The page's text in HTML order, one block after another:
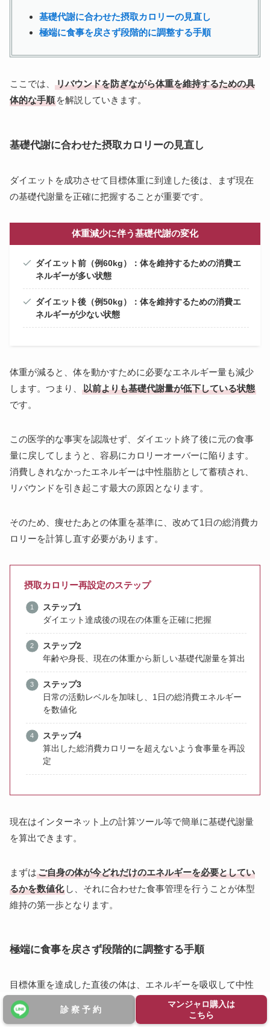
基礎代謝に合わせた摂取カロリーの見直し
極端に食事を戻さず段階的に調整する手順
ここでは、
リバウンドを防ぎながら体重を維持するための具
体的な手順 を解説していきます。
基礎代謝に合わせた摂取カロリーの見直し
ダイエットを成功させて目標体重に到達した後は、まず現在
の基礎代謝量を正確に把握することが重要です。
体重減少に伴う基礎代謝の変化
ダイエット前（例60kg）：体を維持するための消費エ
ネルギーが多い状態
ダイエット後（例50kg）：体を維持するための消費エ
ネルギーが少ない状態
体重が減ると、体を動かすために必要なエネルギー量も減少
します。つまり、
以前よりも基礎代謝量が低下している状態
です。
この医学的な事実を認識せず、ダイエット終了後に元の食事
量に戻してしまうと、容易にカロリーオーバーに陥ります。
消費しきれなかったエネルギーは中性脂肪として蓄積され、
リバウンドを引き起こす最大の原因となります。
そのため、痩せたあとの体重を基準に、改めて1日の総消費カ
ロリーを計算し直す必要があります。
摂取カロリー再設定のステップ
ステップ1
ダイエット達成後の現在の体重を正確に把握
ステップ2
年齢や身長、現在の体重から新しい基礎代謝量を算出
ステップ3
日常の活動レベルを加味し、1日の総消費エネルギー
を数値化
ステップ4
算出した総消費カロリーを超えないよう食事量を再設
定
現在はインターネット上の計算ツール等で簡単に基礎代謝量
を算出できます。
まずはご自身の体が今どれだけのエネルギーを必要としてい
るかを数値化 し、それに合わせた食事管理を行うことが体型
維持の第一歩となります。
極端に食事を戻さず段階的に調整する手順
目標体重を達成した直後の体は、エネルギーを吸収して中性
脂肪として蓄積しやすい状態にあります。ここで急激に食事
量を戻すとホメオスタシスが過剰に反応してしまうため、数
診 察 予 約
マンジャロ購入は
こちら